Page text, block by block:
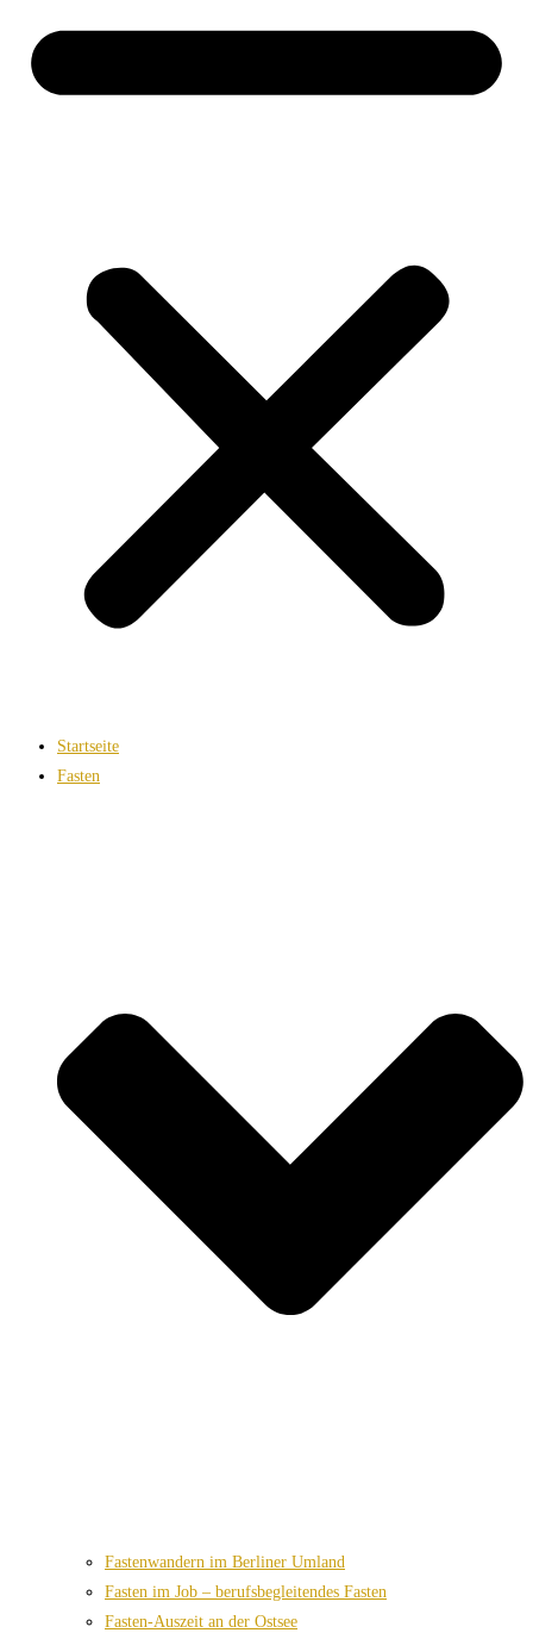
Startseite
Fasten
Fastenwandern im Berliner Umland
Fasten im Job – berufsbegleitendes Fasten
Fasten-Auszeit an der Ostsee